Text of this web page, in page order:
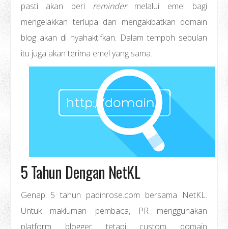
pasti akan beri remindermelalui emel bagi
mengelakkan terlupa dan mengakibatkan domain
blog akan di nyahaktifkan. Dalam tempoh sebulan
itu juga akan terima emel yang sama.
5 Tahun Dengan NetKL
Genap 5 tahun padinrose.com bersama NetKL.
Untuk makluman pembaca, PR menggunakan
platform blogger tetapi custom domain